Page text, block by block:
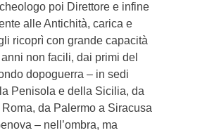
poi Direttore e infine
alle Antichità, carica e
ricoprì con grande capacità
non facili, dai primi del
dopoguerra – in sedi
Penisola e della Sicilia, da
da Palermo a Siracusa
– nell’ombra, ma